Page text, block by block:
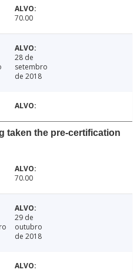
70.00
28 de
setembro
de 2018
taken the pre-certification
70.00
29 de
outubro
de 2018